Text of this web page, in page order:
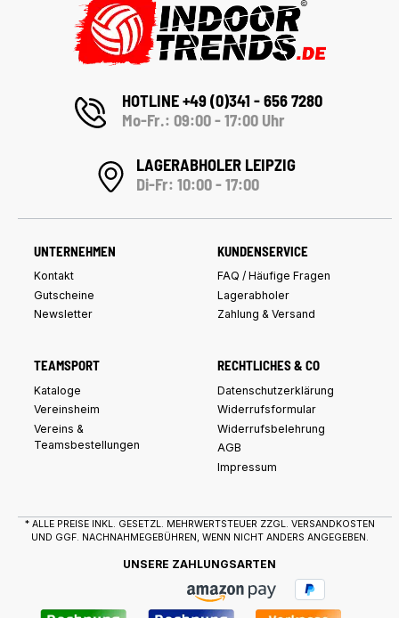
HOTLINE +49 (0)341 - 656 7280
Mo-Fr.: 09:00 - 17:00 Uhr
LAGERABHOLER LEIPZIG
Di-Fr: 10:00 - 17:00
UNTERNEHMEN
Kontakt
Gutscheine
Newsletter
KUNDENSERVICE
FAQ / Häufige Fragen
Lagerabholer
Zahlung & Versand
TEAMSPORT
Kataloge
Vereinsheim
Vereins &
Teamsbestellungen
RECHTLICHES & CO
Datenschutzerklärung
Widerrufsformular
Widerrufsbelehrung
AGB
Impressum
* ALLE PREISE INKL. GESETZL. MEHRWERTSTEUER ZZGL. VERSANDKOSTEN
UND GGF. NACHNAHMEGEBÜHREN, WENN NICHT ANDERS ANGEGEBEN.
UNSERE ZAHLUNGSARTEN